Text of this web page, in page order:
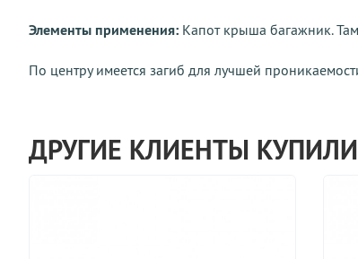
Элементы применения: Капот крыша багажник.
По центру имеется загиб для лучшей
ДРУГИЕ КЛИЕНТЫ